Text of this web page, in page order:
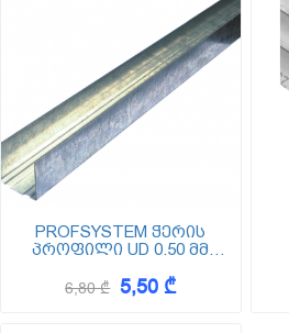
PROFSYSTEM ჭერის
პროფილი UD 0.50 მმ
6,80 ₾ 5,50 ₾